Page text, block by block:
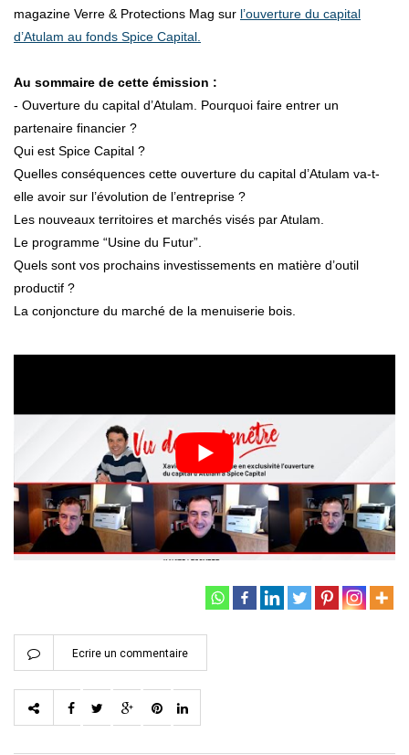
magazine Verre & Protections Mag sur l’ouverture du capital
d’Atulam au fonds Spice Capital.
Au sommaire de cette émission :
- Ouverture du capital d’Atulam. Pourquoi faire entrer un
partenaire financier ?
Qui est Spice Capital ?
Quelles conséquences cette ouverture du capital d’Atulam va-t-
elle avoir sur l’évolution de l’entreprise ?
Les nouveaux territoires et marchés visés par Atulam.
Le programme “Usine du Futur”.
Quels sont vos prochains investissements en matière d’outil
productif ?
La conjoncture du marché de la menuiserie bois.
Ecrire un commentaire